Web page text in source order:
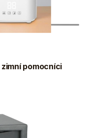
pomocníci